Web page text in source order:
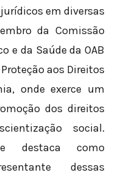
em diversas
da Comissão
e da Saúde da OAB
aos Direitos
onde exerce um
dos direitos
social.
destaca como
dessas